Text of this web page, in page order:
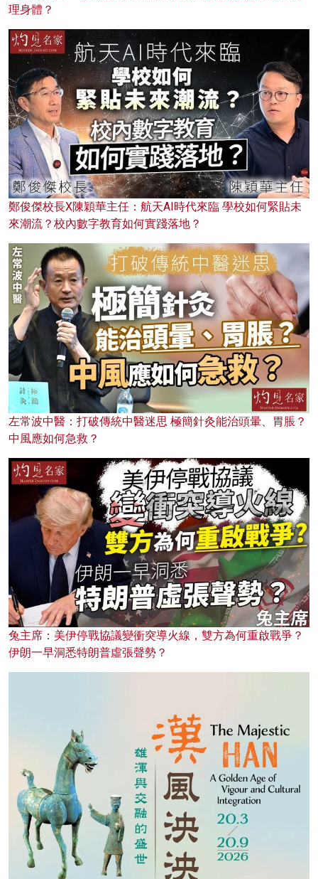
理身體？
鄭俊傑校長X陳穎華主任：航天AI時代來臨 學校如何緊貼未
來潮流？校內數字教育如何實踐落地？
左常波中醫：打破傳統中醫迷思 極簡針灸能治頭暈、胃脹？
中風應如何急救？
兔主席：美伊停戰協議變衝突導火線，雙方為何重啟戰爭？
伊朗一早洞悉特朗普虛張聲勢？